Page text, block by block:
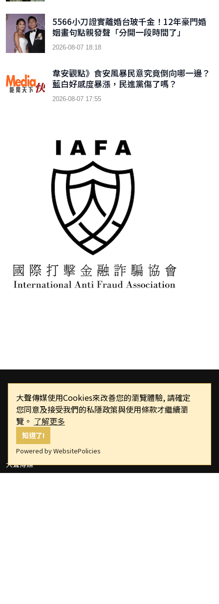
大聲傳媒使用Cookies來改善您的瀏覽體驗, 請確定
您同意及接受我們的私隱政策與使用條款才繼續瀏
覽。 了解更多
知道了!
Powered by WebsitePolicies
5566小刀證實離婚台玻千金！12年豪門婚
姻畫句點親發聲「分開一段時間了」
2026-08-07 18:18
韋安觀點》食安風暴民意究竟倒向哪一邊？
藍白好感度暴漲，民進黨傷了嗎？
2026-08-07 17:55
大聲傳媒